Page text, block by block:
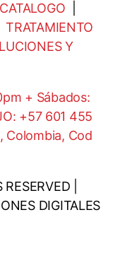
CATALOGO
TRATAMIENTO
Y
+ Sábados:
+57 601 455
Colombia, Cod
|
DIGITALES